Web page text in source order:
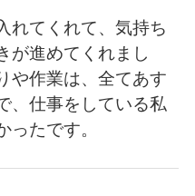
れてくれて、気持ち
が進めてくれまし
や作業は、全てあす
、仕事をしている私
ったです。